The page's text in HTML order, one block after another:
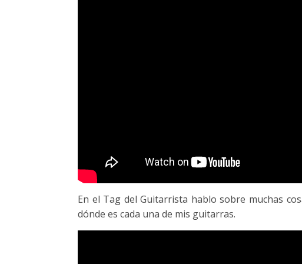
En el Tag del Guitarrista hablo sobre muchas
dónde es cada una de mis guitarras.